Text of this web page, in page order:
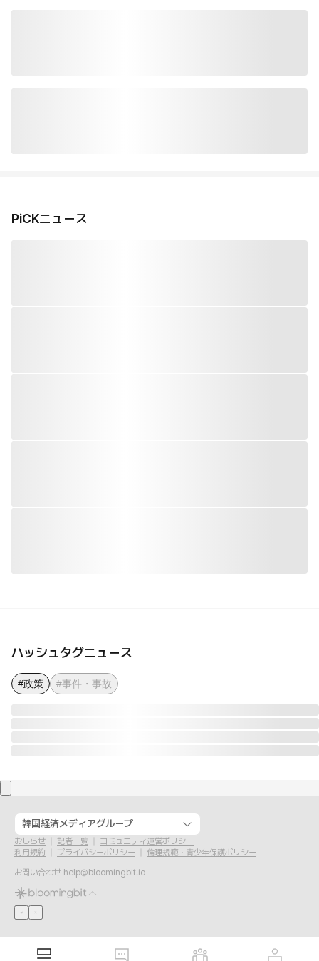
PiCKニュース
ハッシュタグニュース
#政策 #事件・事故
韓国経済メディアグループ
おしらせ 記者一覧
コミュニティ運営ポリシー
利用規約
プライバシーポリシー
倫理規範・青少年保護ポリシー
お問い合わせ help@bloomingbit.io